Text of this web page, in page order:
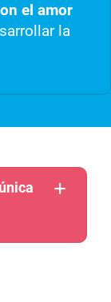
el amor
la